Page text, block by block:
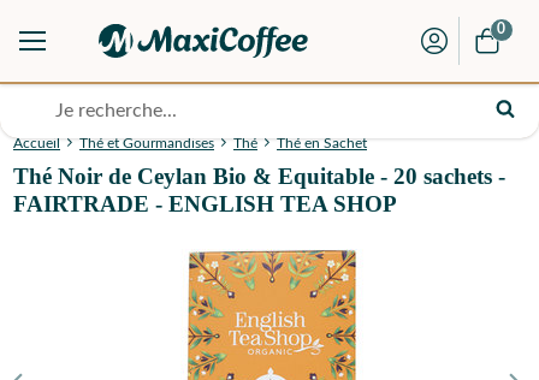
0
Accueil Thé et Gourmandises Thé Thé en Sachet
Thé Noir de Ceylan Bio & Equitable - 20 sachets -
FAIRTRADE - ENGLISH TEA SHOP